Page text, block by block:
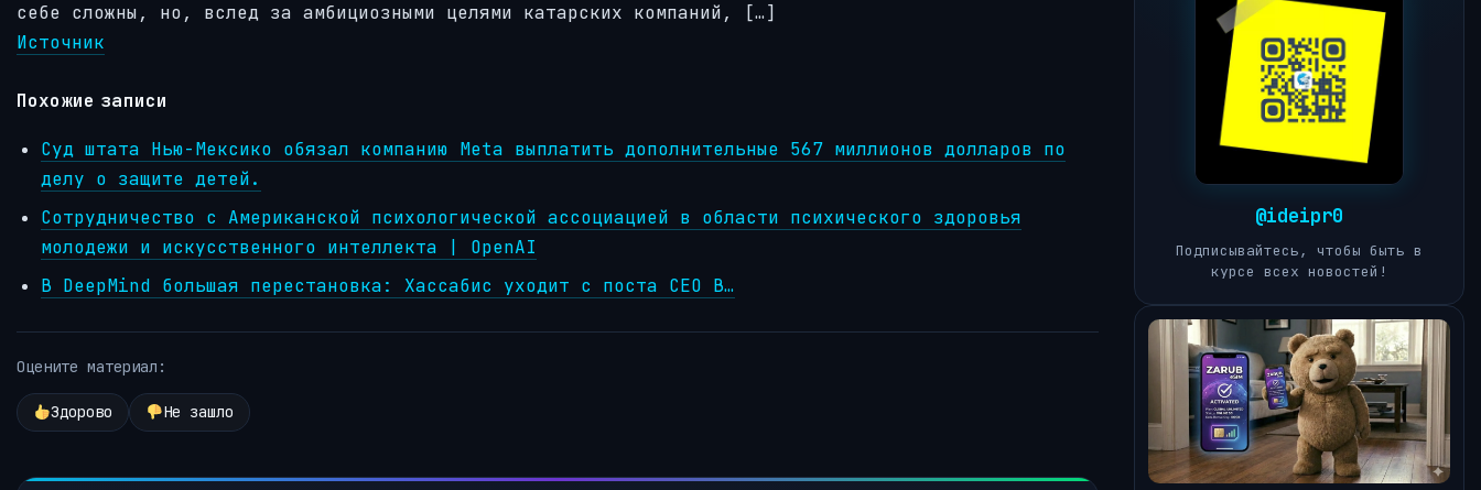
себе сложны, но, вслед за амбициозными целями катарских компаний, […]
Источник
Похожие записи
Суд штата Нью-Мексико обязал компанию Meta выплатить дополнительные 567 миллионов долларов по
делу о защите детей.
Сотрудничество с Американской психологической ассоциацией в области психического здоровья
молодежи и искусственного интеллекта | OpenAI
В DeepMind большая перестановка: Хассабис уходит с поста CEO В…
Оцените материал:
Здорово Не зашло
@ideipr0
Подписывайтесь, чтобы быть в
курсе всех новостей!